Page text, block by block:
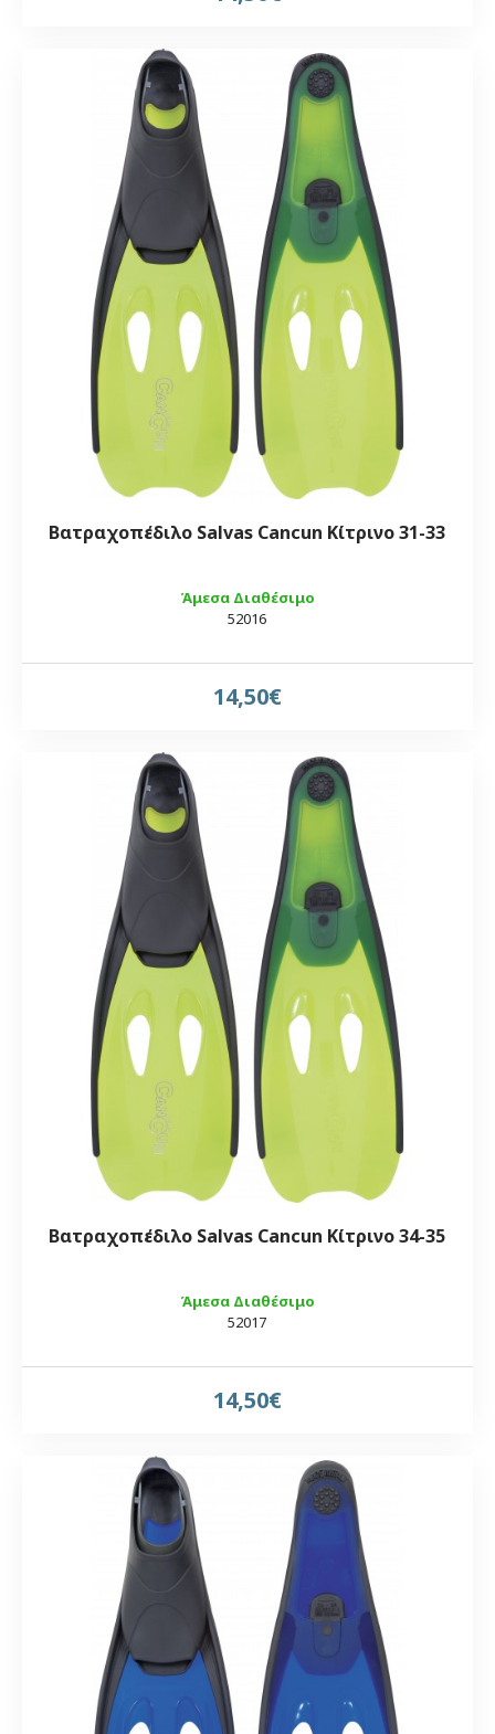
Άμεσα Διαθέσιμο
52016
Βατραχοπέδιλο Salvas Cancun Κίτρινο 31-33
14,50€
Άμεσα Διαθέσιμο
52017
Βατραχοπέδιλο Salvas Cancun Κίτρινο 34-35
14,50€